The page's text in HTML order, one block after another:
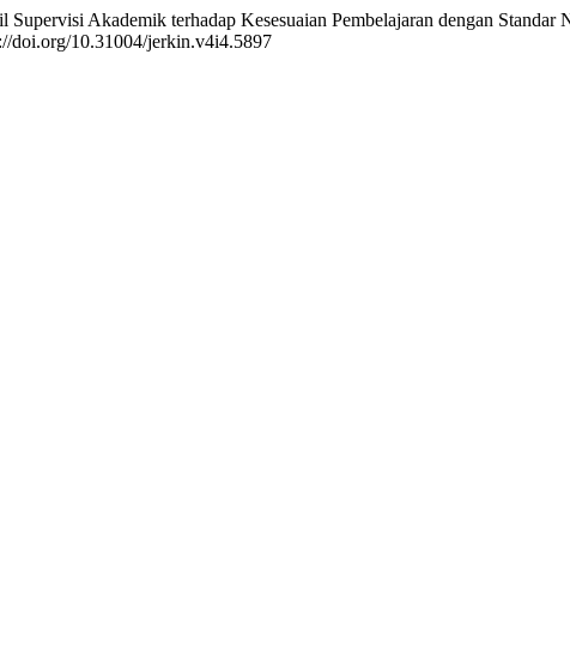
Akademik terhadap Kesesuaian Pembelajaran dengan Standar
doi.org/10.31004/jerkin.v4i4.5897